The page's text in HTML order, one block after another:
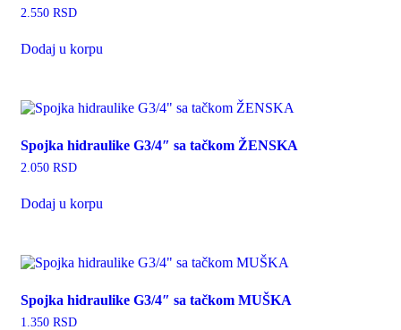
2.550 RSD
Dodaj u korpu
Spojka hidraulike G3/4″ sa tačkom ŽENSKA
2.050 RSD
Dodaj u korpu
Spojka hidraulike G3/4″ sa tačkom MUŠKA
1.350 RSD